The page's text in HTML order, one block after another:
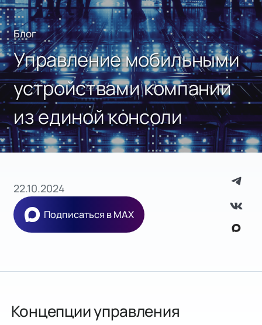
Блог
Управление мобильными
устройствами компании
из единой консоли
22.10.2024
Подписаться в MAX
Концепции управления